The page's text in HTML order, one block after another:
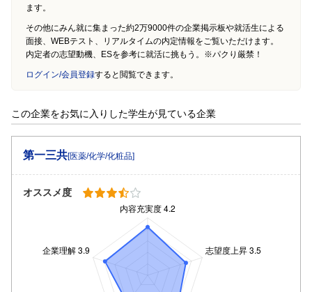
ます。
その他にみん就に集まった約2万9000件の企業掲示板や就活生による
面接、WEBテスト、リアルタイムの内定情報をご覧いただけます。
内定者の志望動機、ESを参考に就活に挑もう。※パクり厳禁！
ログイン/会員登録すると閲覧できます。
この企業をお気に入りした学生が見ている企業
第一三共[医薬/化学/化粧品]
オススメ度